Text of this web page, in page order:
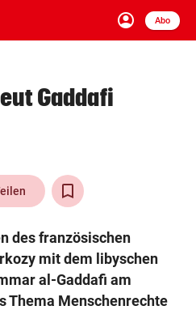
account_circle
Anmelden
Abo
close Schließen
arrow_right
Gaddafi
des französischen
mit dem libyschen
al-Gaddafi am
Thema Menschenrechte